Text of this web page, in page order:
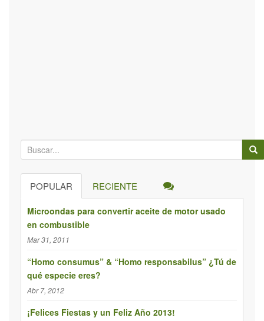
B
ú
s
POPULAR RECIENTE
Microondas para convertir aceite de motor usado
en combustible
Mar 31, 2011
“Homo consumus” & “Homo responsabilus” ¿Tú de
qué especie eres?
Abr 7, 2012
¡Felices Fiestas y un Feliz Año 2013!